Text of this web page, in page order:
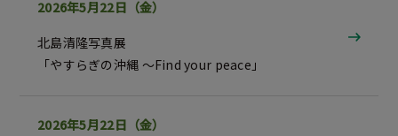
2026年5月22日（金）
北島清隆写真展
「やすらぎの沖縄 ～Find your peace」
2026年5月22日（金）